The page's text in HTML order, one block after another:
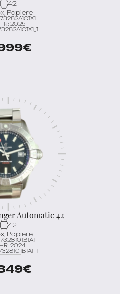
42
Papiere
2025
€
Automatic 42
42
Papiere
2024
€